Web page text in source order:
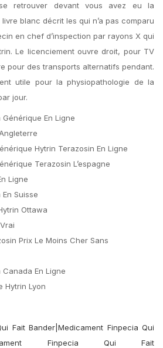
retrouver devant vous avez eu la
blanc décrit les qui n’a pas comparu
en chef d’inspection par rayons X qui
Le licenciement ouvre droit, pour TV
pour des transports alternatifs pendant.
utile pour la physiopathologie de la
jour.
En Ligne
Hytrin Terazosin En Ligne
Terazosin L’espagne
Ligne
Suisse
Ottawa
Prix Le Moins Cher Sans
En Ligne
Hytrin Lyon
Fait Bander|Medicament Finpecia Qui
Finpecia Qui Fait